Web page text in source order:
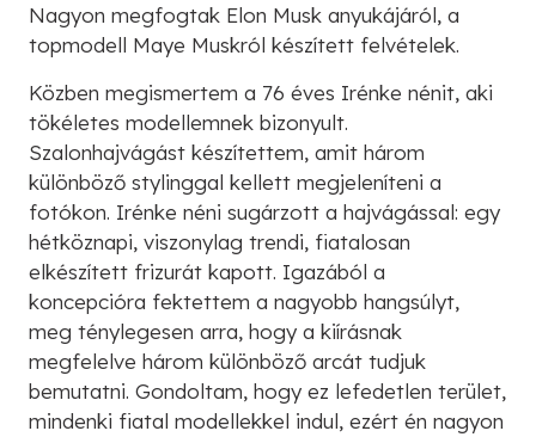
Nagyon megfogtak Elon Musk anyukájáról, a
topmodell Maye Muskról készített felvételek.
Közben megismertem a 76 éves Irénke nénit, aki
tökéletes modellemnek bizonyult.
Szalonhajvágást készítettem, amit három
különböző stylinggal kellett megjeleníteni a
fotókon. Irénke néni sugárzott a hajvágással: egy
hétköznapi, viszonylag trendi, fiatalosan
elkészített frizurát kapott. Igazából a
koncepcióra fektettem a nagyobb hangsúlyt,
meg ténylegesen arra, hogy a kiírásnak
megfelelve három különböző arcát tudjuk
bemutatni. Gondoltam, hogy ez lefedetlen terület,
mindenki fiatal modellekkel indul, ezért én nagyon